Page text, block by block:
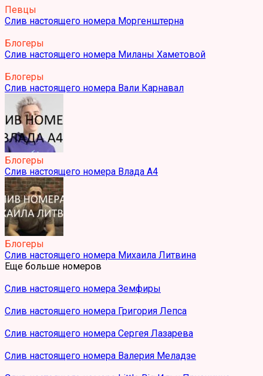
Певцы
Слив настоящего номера Моргенштерна
Блогеры
Слив настоящего номера Миланы Хаметовой
Блогеры
Слив настоящего номера Вали Карнавал
Блогеры
Слив настоящего номера Влада А4
Блогеры
Слив настоящего номера Михаила Литвина
Еще больше номеров
Слив настоящего номера Земфиры
Слив настоящего номера Григория Лепса
Слив настоящего номера Сергея Лазарева
Слив настоящего номера Валерия Меладзе